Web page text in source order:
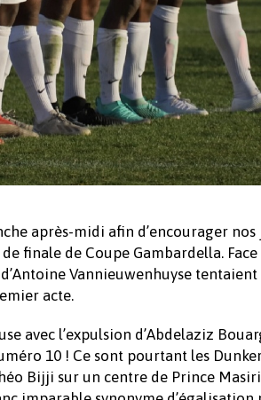
après-midi afin d’encourager nos
finale de Coupe Gambardella.
Vannieuwenhuyse
acte.
avec l’expulsion d’Abdelaziz
10 ! Ce sont pourtant les
Bijji sur un centre de Prince